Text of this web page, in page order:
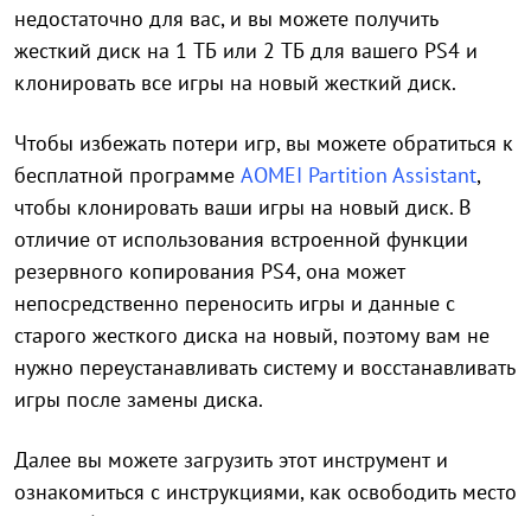
недостаточно для вас, и вы можете получить
жесткий диск на 1 ТБ или 2 ТБ для вашего PS4 и
клонировать все игры на новый жесткий диск.
Чтобы избежать потери игр, вы можете обратиться к
бесплатной программе AOMEI Partition Assistant,
чтобы клонировать ваши игры на новый диск. В
отличие от использования встроенной функции
резервного копирования PS4, она может
непосредственно переносить игры и данные с
старого жесткого диска на новый, поэтому вам не
нужно переустанавливать систему и восстанавливать
игры после замены диска.
Далее вы можете загрузить этот инструмент и
ознакомиться с инструкциями, как освободить место